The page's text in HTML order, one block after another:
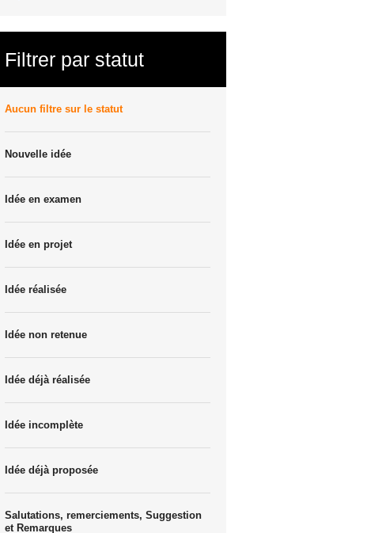
Filtrer par statut
Aucun filtre sur le statut
Nouvelle idée
Idée en examen
Idée en projet
Idée réalisée
Idée non retenue
Idée déjà réalisée
Idée incomplète
Idée déjà proposée
Salutations, remerciements, Suggestion
et Remarques